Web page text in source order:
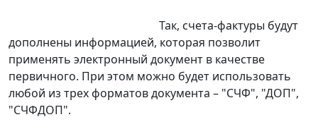
Так, счета-фактуры будут
дополнены информацией, которая позволит
применять электронный документ в качестве
первичного. При этом можно будет использовать
любой из трех форматов документа – "СЧФ", "ДОП",
"СЧФДОП".